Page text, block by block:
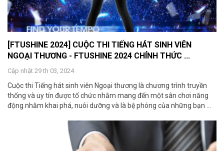
[FTUSHINE 2024] CUỘC THI TIẾNG HÁT SINH VIÊN
NGOẠI THƯƠNG - FTUSHINE 2024 CHÍNH THỨC ...
Cập nhật 29 th 03, 2024
Cuộc thi Tiếng hát sinh viên Ngoại thương là chương trình truyền
thống và uy tín được tổ chức nhằm mang đến một sân chơi năng
động nhằm khai phá, nuôi dưỡng và là bệ phóng của những bạn ...